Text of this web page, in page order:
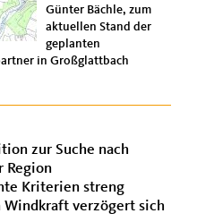
Günter Bächle, zum
aktuellen Stand der
geplanten
in Großglattbach
zur Suche nach
Region
Kriterien streng
verzögert sich